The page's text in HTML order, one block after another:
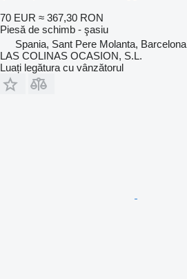
70 EUR ≈ 367,30 RON
Piesă de schimb - şasiu
Spania, Sant Pere Molanta, Barcelona
LAS COLINAS OCASION, S.L.
Luați legătura cu vânzătorul